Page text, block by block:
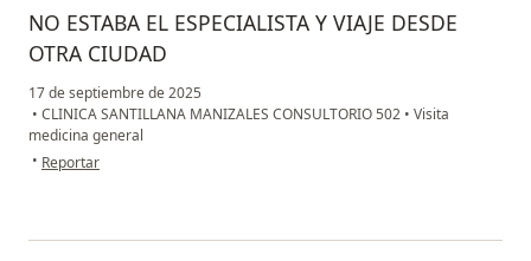
NO ESTABA EL ESPECIALISTA Y VIAJE DESDE
OTRA CIUDAD
17 de septiembre de 2025
• CLINICA SANTILLANA MANIZALES CONSULTORIO 502 • Visita
medicina general
• en opinión del usuario ANDRES FELIPE GOMEZ
Reportar